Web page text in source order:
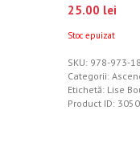
25.00 lei
Stoc epuizat
SKU: 978-973-
Categorii:
Etichetă: Lise
Product ID: 3050